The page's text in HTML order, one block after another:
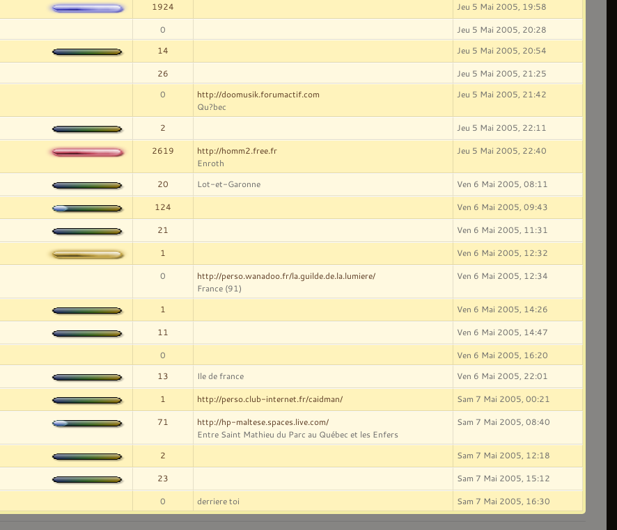
1924 Jeu 5 Mai 2005, 19:58
0
Jeu 5 Mai 2005, 20:28
14 Jeu 5 Mai 2005, 20:54
26
Jeu 5 Mai 2005, 21:25
0
http://doomusik.forumactif.com
Qu?bec
Jeu 5 Mai 2005, 21:42
2 Jeu 5 Mai 2005, 22:11
2619
http://homm2.free.fr
Enroth
Jeu 5 Mai 2005, 22:40
20 Lot-et-Garonne Ven 6 Mai 2005, 08:11
124 Ven 6 Mai 2005, 09:43
21 Ven 6 Mai 2005, 11:31
1 Ven 6 Mai 2005, 12:32
0
http://perso.wanadoo.fr/la.guilde.de.la.lumiere/
France (91)
Ven 6 Mai 2005, 12:34
1 Ven 6 Mai 2005, 14:26
11 Ven 6 Mai 2005, 14:47
0
Ven 6 Mai 2005, 16:20
13 Ile de france Ven 6 Mai 2005, 22:01
1 http://perso.club-internet.fr/caidman/ Sam 7 Mai 2005, 00:21
71
http://hp-maltese.spaces.live.com/
Entre Saint Mathieu du Parc au Québec et les Enfers
Sam 7 Mai 2005, 08:40
2 Sam 7 Mai 2005, 12:18
23 Sam 7 Mai 2005, 15:12
0 derriere toi Sam 7 Mai 2005, 16:30